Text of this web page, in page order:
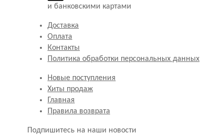
и банковскими картами
Доставка
Оплата
Контакты
Политика обработки персональных данных
Новые поступления
Хиты продаж
Главная
Правила возврата
Подпишитесь на наши новости